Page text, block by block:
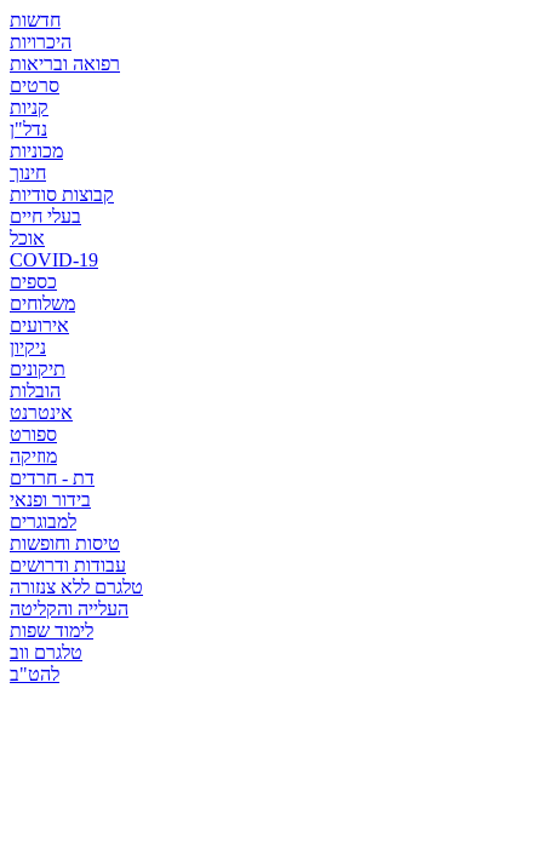
חדשות
היכרויות
רפואה ובריאות
סרטים
קניות
נדל"ן
מכוניות
חינוך
קבוצות סודיות
בעלי חיים
אוכל
COVID-19
כספים
משלוחים
אירועים
ניקיון
תיקונים
הובלות
אינטרנט
ספורט
מוזיקה
דת - חרדים
בידור ופנאי
למבוגרים
טיסות וחופשות
עבודות ודרושים
טלגרם ללא צנזורה
העלייה והקליטה
לימוד שפות
טלגרם ווב
להט"ב